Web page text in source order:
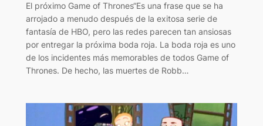
El próximo Game of Thrones“Es una frase que se ha
arrojado a menudo después de la exitosa serie de
fantasía de HBO, pero las redes parecen tan ansiosas
por entregar la próxima boda roja. La boda roja es uno
de los incidentes más memorables de todos Game of
Thrones. De hecho, las muertes de Robb…